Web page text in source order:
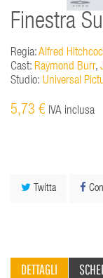
Finestra
Regia:Alfred
Cast: Raymond Burr,
Studio: Universal
5,73 € IVA inclusa
Twitta
DETTAGLI